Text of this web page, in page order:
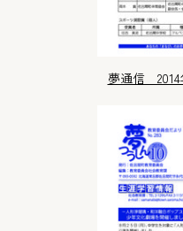
夢通信 2014